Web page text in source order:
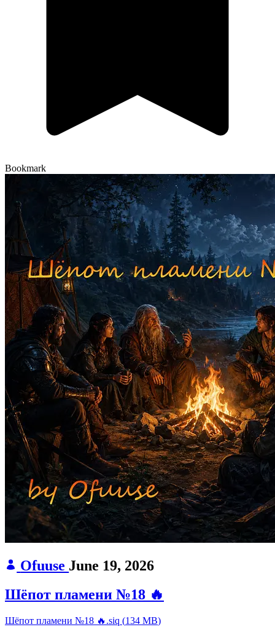
Bookmark
Ofuuse June 19, 2026
Шёпот пламени №18 🔥
Шёпот пламени №18 🔥.siq (134 MB)